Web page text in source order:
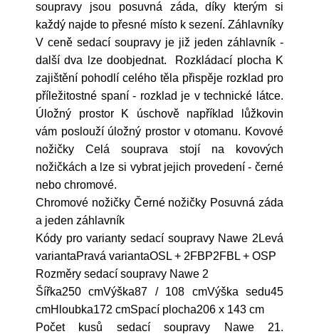
soupravy jsou posuvná záda, díky kterým si
každý najde to přesné místo k sezení. Záhlavníky
V ceně sedací soupravy je již jeden záhlavník -
další dva lze doobjednat. Rozkládací plocha K
zajištění pohodlí celého těla přispěje rozklad pro
příležitostné spaní - rozklad je v technické látce.
Úložný prostor K úschově například lůžkovin
vám poslouží úložný prostor v otomanu. Kovové
nožičky Celá souprava stojí na kovových
nožičkách a lze si vybrat jejich provedení - černé
nebo chromové.
Chromové nožičky Černé nožičky Posuvná záda
a jeden záhlavník
Kódy pro varianty sedací soupravy Nawe 2Levá
variantaPravá variantaOSL + 2FBP2FBL + OSP
Rozměry sedací soupravy Nawe 2
Šířka250 cmVýška87 / 108 cmVýška sedu45
cmHloubka172 cmSpací plocha206 x 143 cm
Počet kusů sedací soupravy Nawe 21.